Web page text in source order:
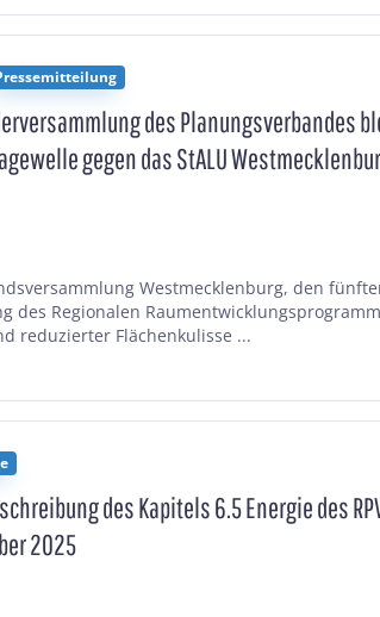
des Planungsverbandes
gegen das StALU
Westmecklenburg, den
des Regionalen
reduzierter Flächenkulisse ...
des Kapitels 6.5 Energie des
2025